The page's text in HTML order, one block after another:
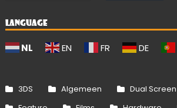
LANGUAGE
NL EN FR DE
3DS Algemeen Dual Screen